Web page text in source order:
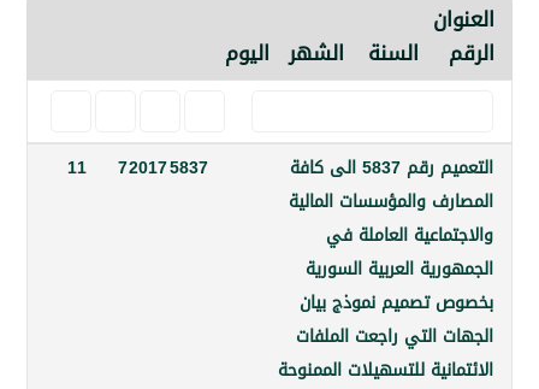
السنة
الشهر اليوم
التعميم رقم 5837 الى كافة
والمؤسسات المالية
العاملة في
العربية السورية
نموذج بيان
التي راجعت الملفات
للتسهيلات الممنوحة
5837
11